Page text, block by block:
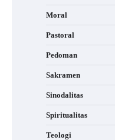
Moral
Pastoral
Pedoman
Sakramen
Sinodalitas
Spiritualitas
Teologi